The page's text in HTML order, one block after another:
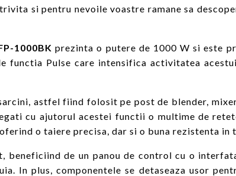
si pentru nevoile voastre ramane sa
1000BKprezinta o putere de 1000 W si este
functia Pulse care intensifica activitatea
astfel fiind folosit pe post de blender,
cu ajutorul acestei functii o multime de
o taiere precisa, dar si o buna rezistenta in
beneficiind de un panou de control cu o
In plus, componentele se detaseaza usor